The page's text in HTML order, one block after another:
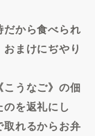
だから食べられ
まけにぢやり
うなご》の佃
を返礼にし
取れるからお弁